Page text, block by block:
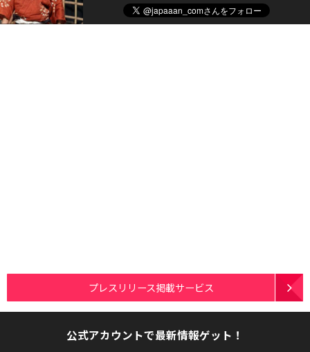
プレスリリース掲載サービス
公式アカウントで最新情報ゲット！